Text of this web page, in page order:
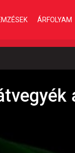
ÁRFOLYAM